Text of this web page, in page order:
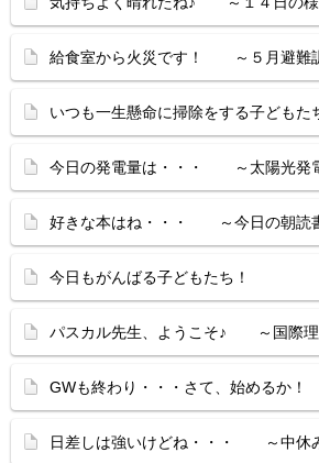
給食室から火災です！ ～５月避難
いつも一生懸命に掃除をする子どもた
今日の発電量は・・・ ～太陽光発
好きな本はね・・・ ～今日の朝読
今日もがんばる子どもたち！
パスカル先生、ようこそ♪ ～国際理
GWも終わり・・・さて、始めるか！
日差しは強いけどね・・・ ～中休